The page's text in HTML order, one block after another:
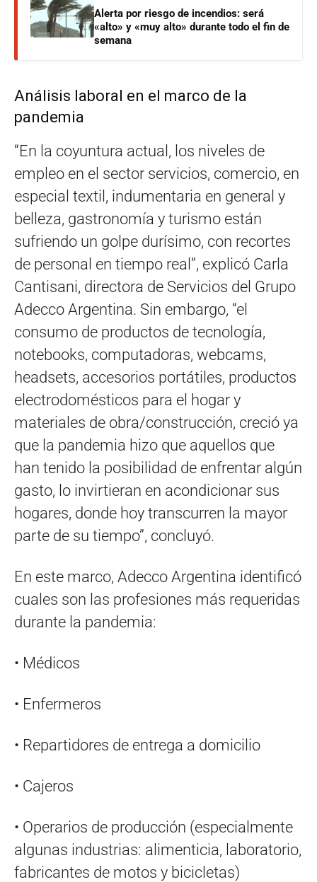
Alerta por riesgo de incendios: será
«alto» y «muy alto» durante todo el fin de
semana
Análisis laboral en el marco de la
pandemia
“En la coyuntura actual, los niveles de
empleo en el sector servicios, comercio, en
especial textil, indumentaria en general y
belleza, gastronomía y turismo están
sufriendo un golpe durísimo, con recortes
de personal en tiempo real”, explicó Carla
Cantisani, directora de Servicios del Grupo
Adecco Argentina. Sin embargo, “el
consumo de productos de tecnología,
notebooks, computadoras, webcams,
headsets, accesorios portátiles, productos
electrodomésticos para el hogar y
materiales de obra/construcción, creció ya
que la pandemia hizo que aquellos que
han tenido la posibilidad de enfrentar algún
gasto, lo invirtieran en acondicionar sus
hogares, donde hoy transcurren la mayor
parte de su tiempo”, concluyó.
En este marco, Adecco Argentina identificó
cuales son las profesiones más requeridas
durante la pandemia:
• Médicos
• Enfermeros
• Repartidores de entrega a domicilio
• Cajeros
• Operarios de producción (especialmente
algunas industrias: alimenticia, laboratorio,
fabricantes de motos y bicicletas)